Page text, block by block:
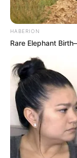
Juillet 2023
HABERION
Rare Elephant